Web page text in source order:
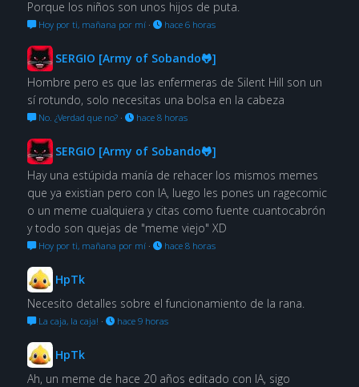
Porque los niños son unos hijos de puta.
Hoy por ti, mañana por mí· hace 6 horas
SERGIO [Army of Sobando🐸]
Hombre pero es que las enfermeras de Silent Hill son un
sí rotundo, solo necesitas una bolsa en la cabeza
No. ¿Verdad que no?· hace 8 horas
SERGIO [Army of Sobando🐸]
Hay una estúpida manía de rehacer los mismos memes
que ya existian pero con IA, luego les pones un ragecomic
o un meme cualquiera y citas como fuente cuantocabrón
y todo son quejas de "meme viejo" XD
Hoy por ti, mañana por mí· hace 8 horas
HpTk
Necesito detalles sobre el funcionamiento de la rana.
La caja, la caja! · hace 9 horas
HpTk
Ah, un meme de hace 20 años editado con IA, sigo